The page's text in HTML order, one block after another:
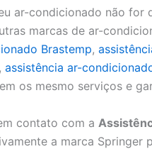
ar-condicionado não for
marcas de ar-
Brastemp,
, assistência ar-
os mesmo serviços e
contato com a
a marca Springer